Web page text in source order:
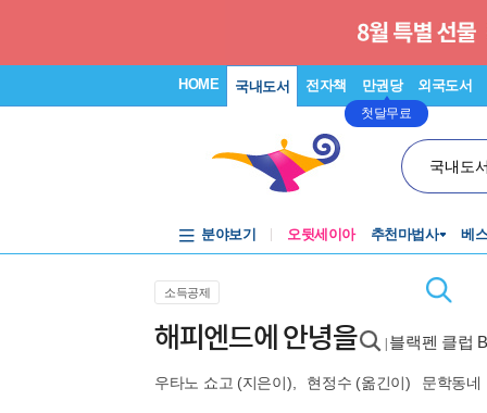
HOME 국내도서 전자책 만권당
첫달무료
외국도서
국내도
분야보기 오뒷세이아 추천마법사 베
소득공제
해피엔드에 안녕을 블랙펜 클럽
우타노 쇼고 (지은이), 현정수 (옮긴이) 문학동네